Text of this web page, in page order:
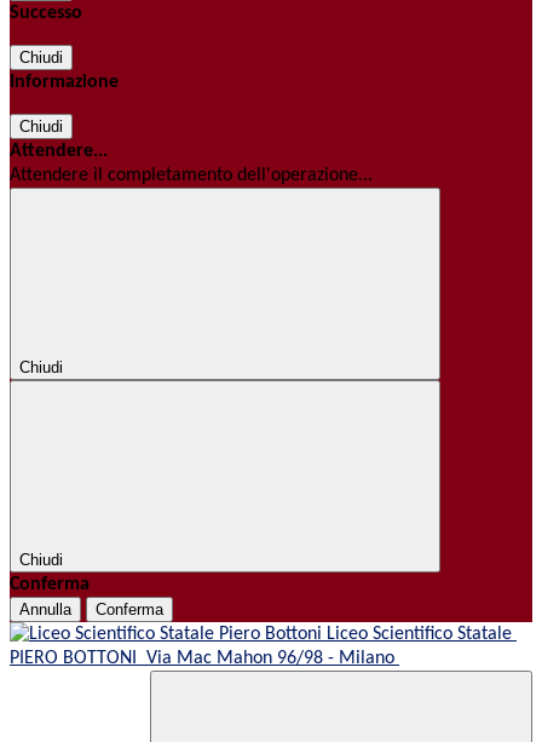
Successo
Chiudi
Informazione
Chiudi
Attendere...
Attendere il completamento dell'operazione...
Chiudi
Chiudi
Conferma
Annulla Conferma
Liceo Scientifico Statale
PIERO BOTTONI Via Mac Mahon 96/98 - Milano